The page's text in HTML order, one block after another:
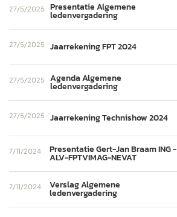
27/5/2025 Presentatie Algemene
ledenvergadering
27/5/2025 Jaarrekening FPT 2024
27/5/2025 Agenda Algemene
ledenvergadering
27/5/2025 Jaarrekening Technishow 2024
7/11/2024 Presentatie Gert-Jan Braam ING -
ALV-FPTVIMAG-NEVAT
7/11/2024 Verslag Algemene
ledenvergadering